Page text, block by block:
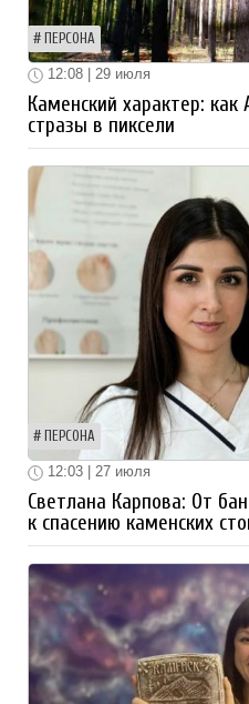
ПЕРСОНА
12:08 | 29 июля
Каменский характер:
стразы в пиксели
ПЕРСОНА
12:03 | 27 июля
Светлана Карпова: От
к спасению каменских